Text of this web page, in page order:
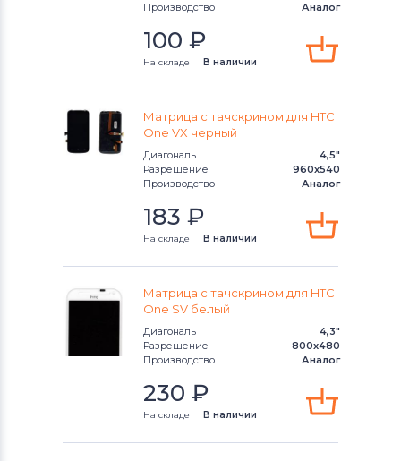
Модули и экраны для смартфонов
Sony Ericsson
Модули и экраны для смартфонов
Производство
Аналог
100 ₽
На складе В наличии
Матрица с тачскрином для HTC
One VX черный
Диагональ
4,5"
Разрешение
960x540
Производство
Аналог
183 ₽
На складе В наличии
Матрица с тачскрином для HTC
One SV белый
Диагональ
4,3"
Разрешение
800x480
Производство
Аналог
230 ₽
На складе В наличии